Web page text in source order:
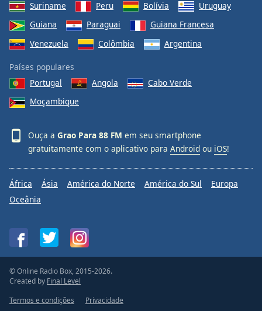
Suriname
Peru Bolívia
Uruguay
Guiana
Paraguai
Guiana Francesa
Venezuela
Colômbia Argentina
Países populares
Portugal
Angola
Cabo Verde
Moçambique
Ouça a Grao Para 88 FM em seu smartphone
gratuitamente com o aplicativo para Android ou iOS!
África Ásia América do Norte América do Sul
Europa
Oceânia
© Online Radio Box, 2015-2026.
Created by Final Level
Termos e condições
Privacidade